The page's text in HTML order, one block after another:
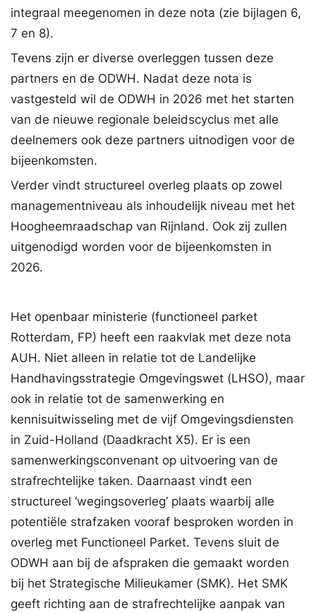
integraal meegenomen in deze nota (zie bijlagen 6,
7 en 8).
Tevens zijn er diverse overleggen tussen deze
partners en de ODWH. Nadat deze nota is
vastgesteld wil de ODWH in 2026 met het starten
van de nieuwe regionale beleidscyclus met alle
deelnemers ook deze partners uitnodigen voor de
bijeenkomsten.
Verder vindt structureel overleg plaats op zowel
managementniveau als inhoudelijk niveau met het
Hoogheemraadschap van Rijnland. Ook zij zullen
uitgenodigd worden voor de bijeenkomsten in
2026.
Het openbaar ministerie (functioneel parket
Rotterdam, FP) heeft een raakvlak met deze nota
AUH. Niet alleen in relatie tot de Landelijke
Handhavingsstrategie Omgevingswet (LHSO), maar
ook in relatie tot de samenwerking en
kennisuitwisseling met de vijf Omgevingsdiensten
in Zuid-Holland (Daadkracht X5). Er is een
samenwerkingsconvenant op uitvoering van de
strafrechtelijke taken. Daarnaast vindt een
structureel ‘wegingsoverleg’ plaats waarbij alle
potentiële strafzaken vooraf besproken worden in
overleg met Functioneel Parket. Tevens sluit de
ODWH aan bij de afspraken die gemaakt worden
bij het Strategische Milieukamer (SMK). Het SMK
geeft richting aan de strafrechtelijke aanpak van